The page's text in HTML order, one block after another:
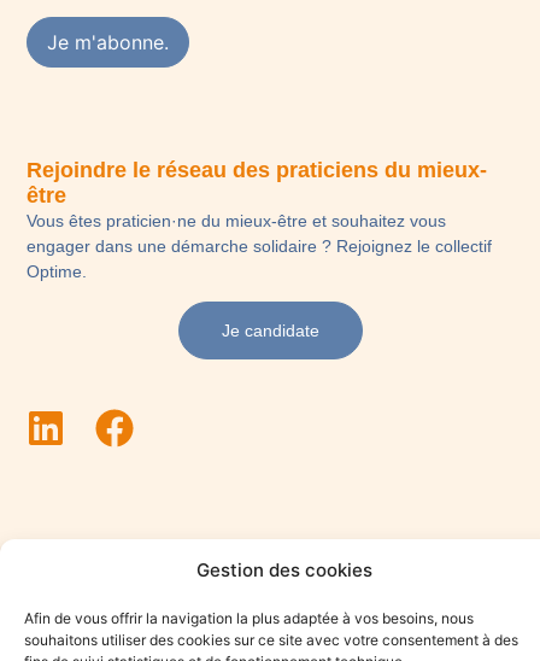
Gestion des cookies
Afin de vous offrir la navigation la plus adaptée à vos besoins, nous
souhaitons utiliser des cookies sur ce site avec votre consentement à des
Rejoindre le réseau des praticiens du mieux-
être
Vous êtes praticien·ne du mieux-être et souhaitez vous
engager dans une démarche solidaire ? Rejoignez le collectif
Optime.
Je candidate
Politique de confidentialitéAu sujet des cookies